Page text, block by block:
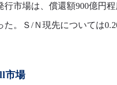
行市場は、償還額900億円
た。Ｓ/Ｎ現先については
市場